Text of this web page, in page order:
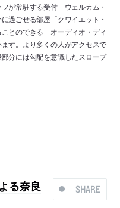
が常駐する受付「ウェルカム・
過ごせる部屋「クワイエット・
とのできる「オーディオ・ディ
す。より多くの人がアクセスで
分には勾配を意識したスロープ
SHARE
る奈良